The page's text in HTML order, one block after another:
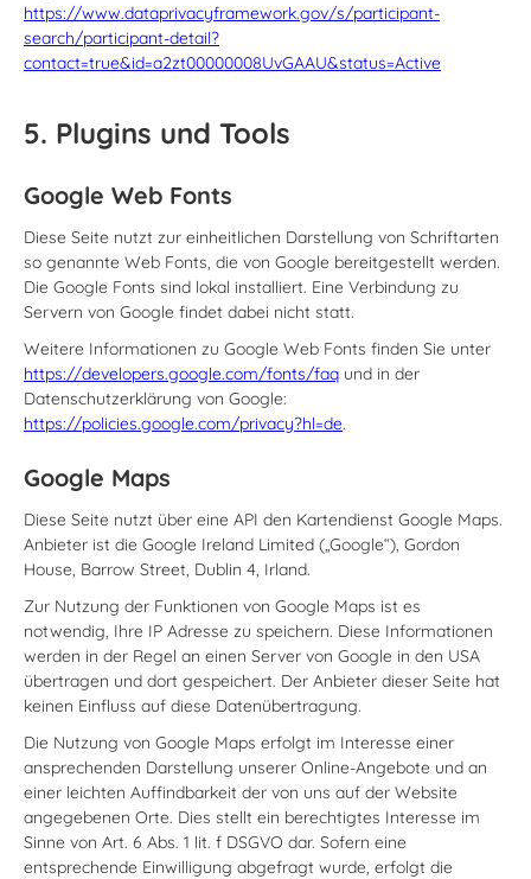
https://www.dataprivacyframework.gov/s/participant-
search/participant-detail?
contact=true&id=a2zt00000008UvGAAU&status=Active
5. Plugins und Tools
Google Web Fonts
Diese Seite nutzt zur einheitlichen Darstellung von Schriftarten
so genannte Web Fonts, die von Google bereitgestellt werden.
Die Google Fonts sind lokal installiert. Eine Verbindung zu
Servern von Google findet dabei nicht statt.
Weitere Informationen zu Google Web Fonts finden Sie unter
https://developers.google.com/fonts/faq und in der
Datenschutzerklärung von Google:
https://policies.google.com/privacy?hl=de.
Google Maps
Diese Seite nutzt über eine API den Kartendienst Google Maps.
Anbieter ist die Google Ireland Limited („Google“), Gordon
House, Barrow Street, Dublin 4, Irland.
Zur Nutzung der Funktionen von Google Maps ist es
notwendig, Ihre IP Adresse zu speichern. Diese Informationen
werden in der Regel an einen Server von Google in den USA
übertragen und dort gespeichert. Der Anbieter dieser Seite hat
keinen Einfluss auf diese Datenübertragung.
Die Nutzung von Google Maps erfolgt im Interesse einer
ansprechenden Darstellung unserer Online-Angebote und an
einer leichten Auffindbarkeit der von uns auf der Website
angegebenen Orte. Dies stellt ein berechtigtes Interesse im
Sinne von Art. 6 Abs. 1 lit. f DSGVO dar. Sofern eine
entsprechende Einwilligung abgefragt wurde, erfolgt die